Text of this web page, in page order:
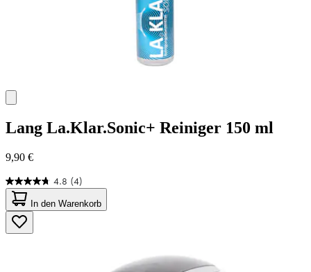
Lang La.Klar.Sonic+ Reiniger 150 ml
9,90 €
4.8 (4)
4.8
von
5
Sternen.
4
In den Warenkorb